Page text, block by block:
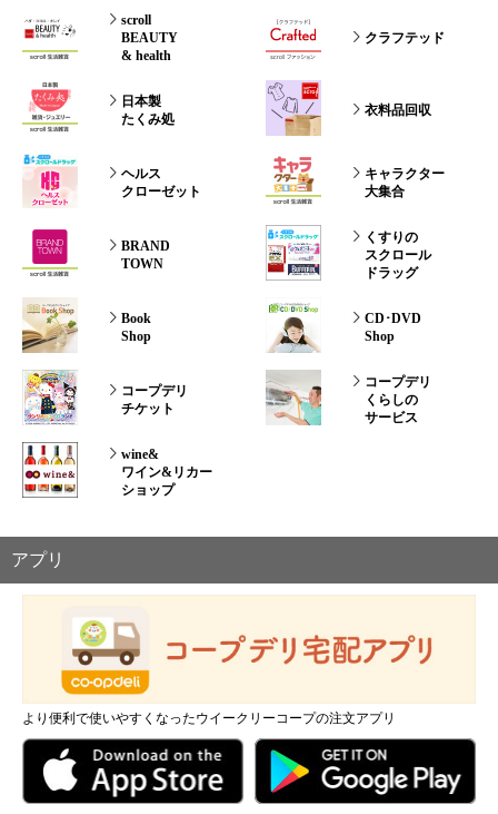
scroll
BEAUTY
& health
クラフテッド
日本製
たくみ処
衣料品回収
ヘルス
クローゼット
キャラクター
大集合
BRAND
TOWN
くすりの
スクロール
ドラッグ
Book
Shop
CD･DVD
Shop
コープデリ
チケット
コープデリ
くらしの
サービス
wine&
ワイン&リカー
ショップ
アプリ
より便利で使いやすくなったウイークリーコープの注文アプリ